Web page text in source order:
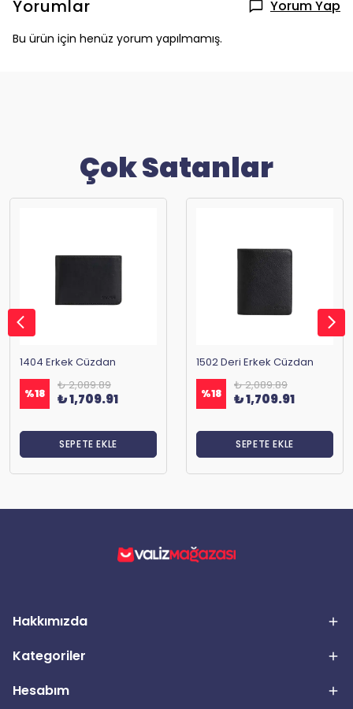
Yorumlar Yorum Yap
Bu ürün için henüz yorum yapılmamış.
Çok Satanlar
1404 Erkek Cüzdan
%18
₺ 2,089.89
₺ 1,709.91
SEPETE EKLE
1502 Deri Erkek Cüzdan
%18
₺ 2,089.89
₺ 1,709.91
SEPETE EKLE
Hakkımızda
Kategoriler
Hesabım